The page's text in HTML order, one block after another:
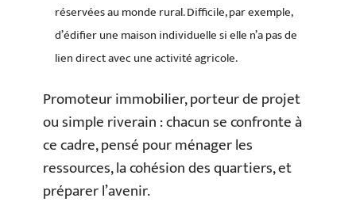
réservées au monde rural. Difficile, par exemple,
d’édifier une maison individuelle si elle n’a pas de
lien direct avec une activité agricole.
Promoteur immobilier, porteur de projet
ou simple riverain : chacun se confronte à
ce cadre, pensé pour ménager les
ressources, la cohésion des quartiers, et
préparer l’avenir.